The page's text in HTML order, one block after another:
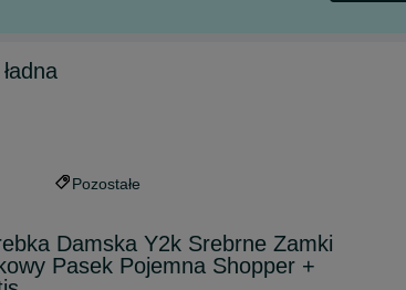
Pozostałe
Damska Y2k Srebrne Zamki
Pasek Pojemna Shopper +